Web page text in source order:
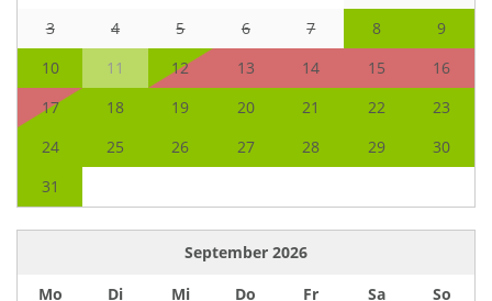
3
4 5 6 7 8
9
10
11 12 13 14 15
16
17
18 19 20 21 22
23
24
25 26 27 28 29
30
31
September 2026
Mo
Di Mi Do Fr Sa
So